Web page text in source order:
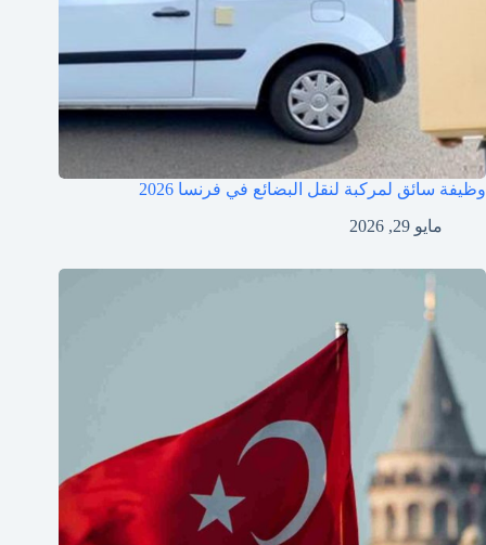
وظيفة سائق لمركبة لنقل البضائع في فرنسا 2026
مايو 29, 2026